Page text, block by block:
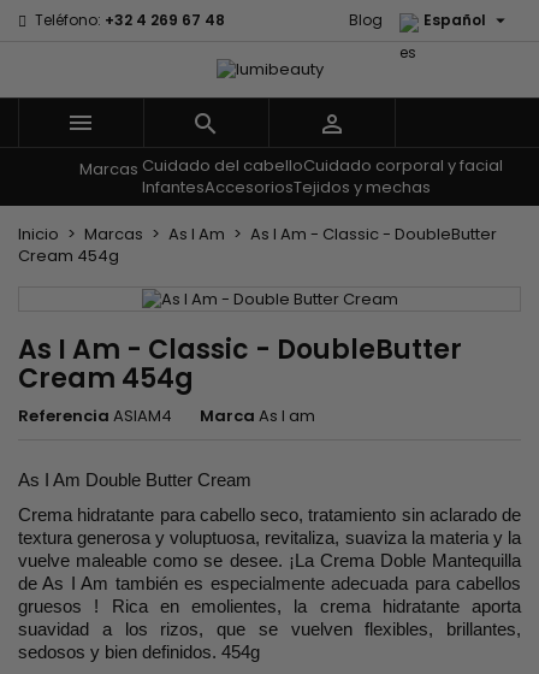
Teléfono: +32 4 269 67 48 Español 
Blog
  
Marcas Cuidado del cabelloCuidado corporal y facial
InfantesAccesoriosTejidos y mechas
Inicio Marcas As I Am
As I Am - Classic - DoubleButter
Cream 454g
As I Am - Classic - DoubleButter
Cream 454g
Referencia ASIAM4 Marca As I am
As I Am Double Butter Cream
Crema hidratante para cabello seco, tratamiento sin aclarado de
textura generosa y voluptuosa, revitaliza, suaviza la materia y la
vuelve maleable como se desee. ¡La Crema Doble Mantequilla
de As I Am también es especialmente adecuada para cabellos
gruesos ! Rica en emolientes, la crema hidratante aporta
suavidad a los rizos, que se vuelven flexibles, brillantes,
sedosos y bien definidos. 454g